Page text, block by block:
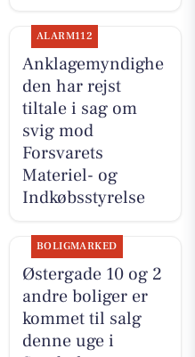
ALARM112
Anklagemyndighe
den har rejst
tiltale i sag om
svig mod
Forsvarets
Materiel- og
Indkøbsstyrelse
BOLIGMARKED
Østergade 10 og 2
andre boliger er
kommet til salg
denne uge i